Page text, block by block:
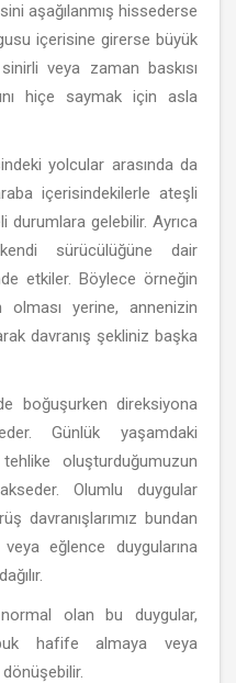
aşağılanmış hissederse
içerisine girerse büyük
veya zaman baskısı
hiçe saymak için asla
yolcular arasında da
içerisindekilerle ateşli
durumlara gelebilir. Ayrıca
sürücülüğüne dair
etkiler. Böylece örneğin
olması yerine, annenizin
davranış şekliniz başka
boğuşurken direksiyona
Günlük yaşamdaki
oluşturduğumuzun
Olumlu duygular
davranışlarımız bundan
eğlence duygularına
olan bu duygular,
hafife almaya veya